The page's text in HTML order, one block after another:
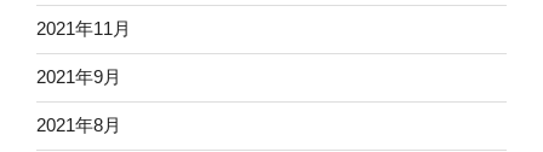
2021年11月
2021年9月
2021年8月